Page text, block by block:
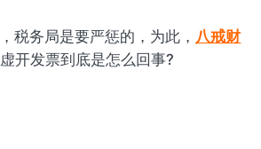
税务局是要严惩的，为此， 八戒财
开发票到底是怎么回事?